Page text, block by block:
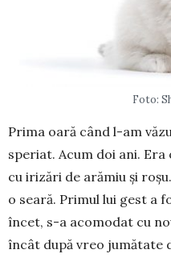
Foto:
Prima oară când l-am
speriat. Acum doi ani.
cu irizări de ară­miu și
o sea­­ră. Primul lui gest a
încet, s-a acomodat cu
încât după vreo jumătate